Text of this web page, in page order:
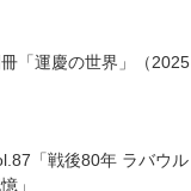
「運慶の世界」（2025
「戦後80年 ラバウル
」